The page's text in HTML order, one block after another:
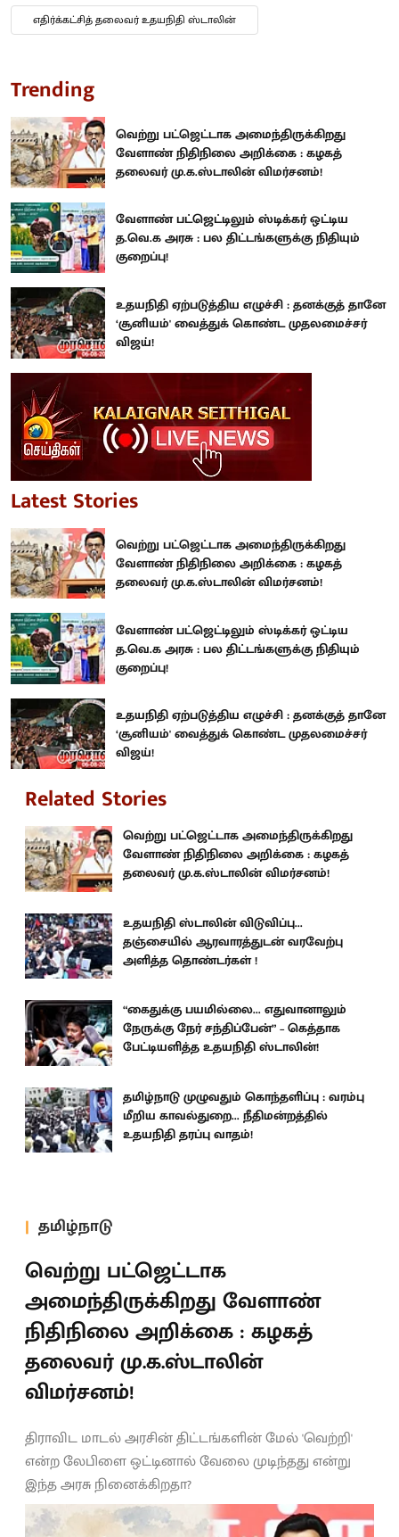
எதிர்க்கட்சித் தலைவர் உதயநிதி ஸ்டாலின்
Trending
வெற்று பட்ஜெட்டாக அமைந்திருக்கிறது
வேளாண் நிதிநிலை அறிக்கை : கழகத்
தலைவர் மு.க.ஸ்டாலின் விமர்சனம்!
வேளாண் பட்ஜெட்டிலும் ஸ்டிக்கர் ஒட்டிய
த.வெ.க அரசு : பல திட்டங்களுக்கு நிதியும்
குறைப்பு!
உதயநிதி ஏற்படுத்திய எழுச்சி : தனக்குத் தானே
‘சூனியம்' வைத்துக் கொண்ட முதலமைச்சர்
விஜய்!
Latest Stories
வெற்று பட்ஜெட்டாக அமைந்திருக்கிறது
வேளாண் நிதிநிலை அறிக்கை : கழகத்
தலைவர் மு.க.ஸ்டாலின் விமர்சனம்!
வேளாண் பட்ஜெட்டிலும் ஸ்டிக்கர் ஒட்டிய
த.வெ.க அரசு : பல திட்டங்களுக்கு நிதியும்
குறைப்பு!
உதயநிதி ஏற்படுத்திய எழுச்சி : தனக்குத் தானே
‘சூனியம்' வைத்துக் கொண்ட முதலமைச்சர்
விஜய்!
Related Stories
வெற்று பட்ஜெட்டாக அமைந்திருக்கிறது
வேளாண் நிதிநிலை அறிக்கை : கழகத்
தலைவர் மு.க.ஸ்டாலின் விமர்சனம்!
உதயநிதி ஸ்டாலின் விடுவிப்பு...
தஞ்சையில் ஆரவாரத்துடன் வரவேற்பு
அளித்த தொண்டர்கள் !
“கைதுக்கு பயமில்லை... எதுவானாலும்
நேருக்கு நேர் சந்திப்பேன்” – கெத்தாக
பேட்டியளித்த உதயநிதி ஸ்டாலின்!
தமிழ்நாடு முழுவதும் கொந்தளிப்பு : வரம்பு
மீறிய காவல்துறை... நீதிமன்றத்தில்
உதயநிதி தரப்பு வாதம்!
தமிழ்நாடு
வெற்று பட்ஜெட்டாக
அமைந்திருக்கிறது வேளாண்
நிதிநிலை அறிக்கை : கழகத்
தலைவர் மு.க.ஸ்டாலின்
விமர்சனம்!
திராவிட மாடல் அரசின் திட்டங்களின் மேல் 'வெற்றி'
என்ற லேபிளை ஒட்டினால் வேலை முடிந்தது என்று
இந்த அரசு நினைக்கிறதா?